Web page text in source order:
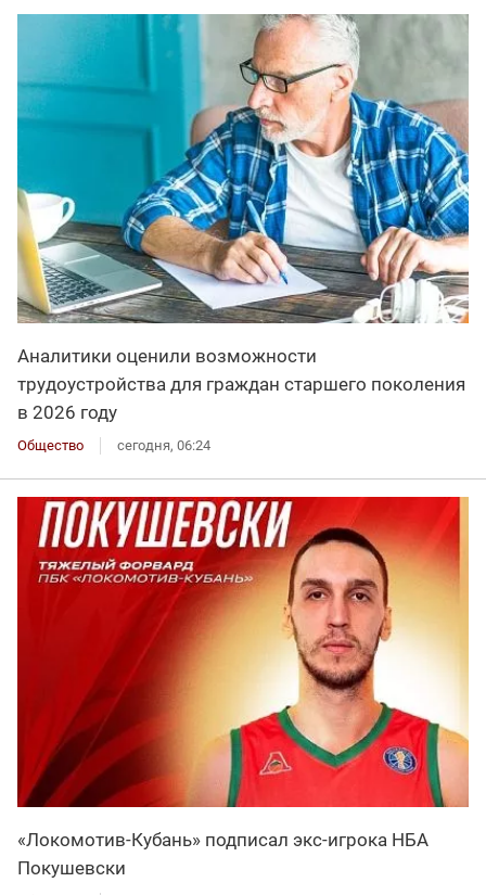
Аналитики оценили возможности
трудоустройства для граждан старшего поколения
в 2026 году
Общество сегодня, 06:24
«Локомотив-Кубань» подписал экс-игрока НБА
Покушевски